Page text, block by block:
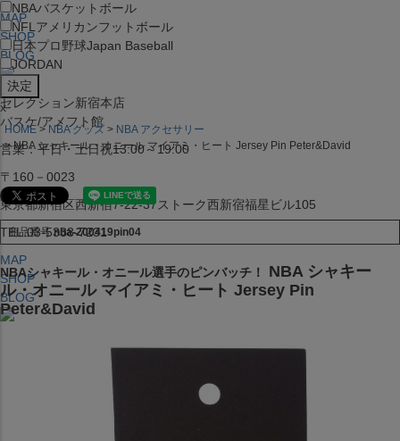
MAP
SHOP
BLOG
セレクション新宿本店
バスケ/アメフト館
営業：平日・土日祝13:00～19:00
〒160－0023
東京都新宿区西新宿7-22-37ストーク西新宿福星ビル105
TEL:03-5338-7231
MAP
SHOP
BLOG
セレクション大阪店BIGSTEP 2F
営業：平日・土日祝12:00～19:00
NBAバスケットボール
NFL アメリカンフットボール
日本プロ野球Japan Baseball
JORDAN
x
HOME NBA グッズ
NBA アクセサリー
NBA シャキール・オニール マイアミ・ヒート Jersey Pin Peter&David
商品番号 nba-200419pin04
NBAシャキール・オニール選手のピンバッチ！
NBA シャキー
ル・オニール マイアミ・ヒート Jersey Pin
Peter&David